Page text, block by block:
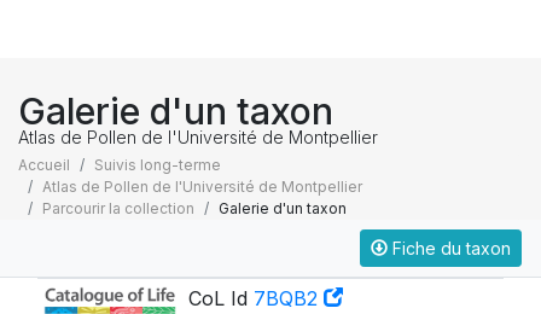
Galerie d'un taxon
Atlas de Pollen de l'Université de Montpellier
Accueil
Suivis long-terme
Atlas de Pollen de l'Université de Montpellier
Parcourir la collection
Galerie d'un taxon
Fiche du taxon
CoL Id 7BQB2